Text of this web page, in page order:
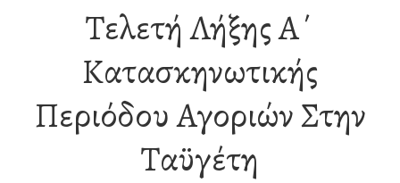
Τελετή Λήξης Α΄
Κατασκηνωτικής
Περιόδου Αγοριών Στην
Ταϋγέτη